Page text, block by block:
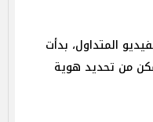
المتداول، بدأت
من تحديد هوية